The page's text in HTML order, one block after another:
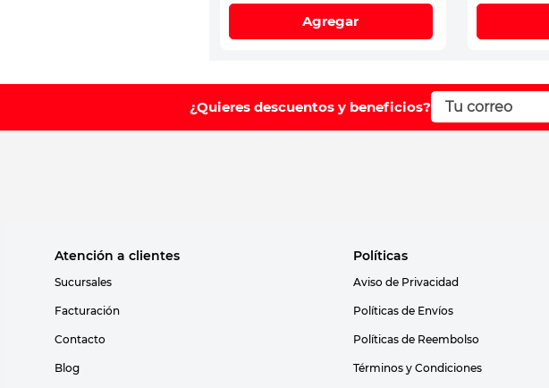
Agregar
¿Quieres descuentos y beneficios?
Atención a clientes
Sucursales
Facturación
Contacto
Blog
Políticas
Aviso de Privacidad
Políticas de Envíos
Políticas de Reembolso
Términos y Condiciones